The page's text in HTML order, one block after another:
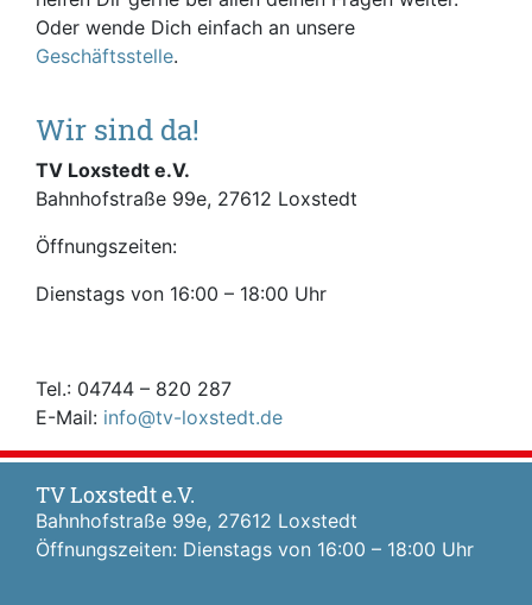
Oder wende Dich einfach an unsere
Geschäftsstelle.
Wir sind da!
TV Loxstedt e.V.
Bahnhofstraße 99e, 27612 Loxstedt
Öffnungszeiten:
Dienstags von 16:00 – 18:00 Uhr
Tel.: 04744 – 820 287
E-Mail: info@tv-loxstedt.de
TV Loxstedt e.V.
Bahnhofstraße 99e, 27612 Loxstedt
Öffnungszeiten: Dienstags von 16:00 – 18:00 Uhr